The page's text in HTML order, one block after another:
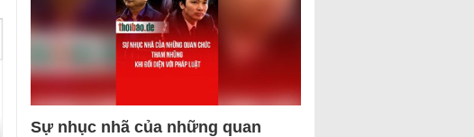
Sự nhục nhã của những quan